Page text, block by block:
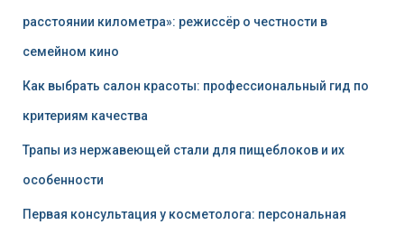
расстоянии километра»: режиссёр о честности в
семейном кино
Как выбрать салон красоты: профессиональный гид по
критериям качества
Трапы из нержавеющей стали для пищеблоков и их
особенности
Первая консультация у косметолога: персональная